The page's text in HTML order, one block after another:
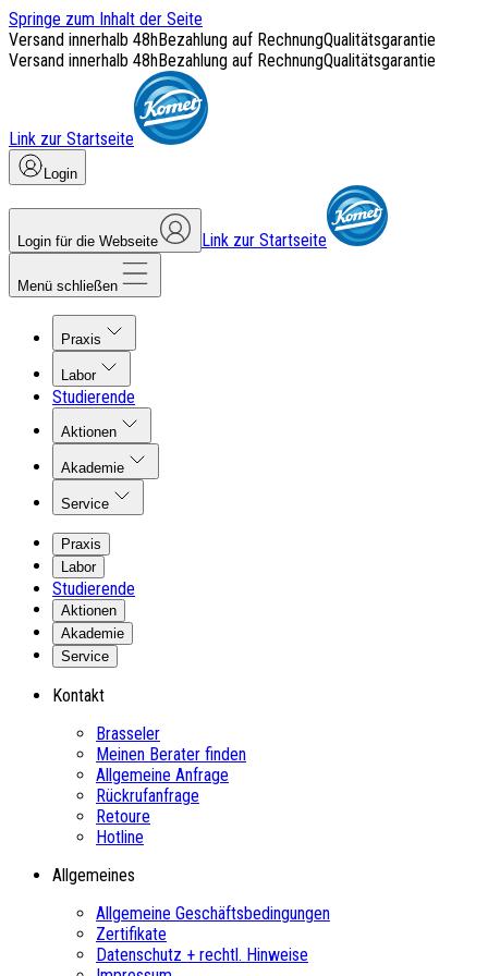
Springe zum Inhalt der Seite
Versand innerhalb 48hBezahlung auf RechnungQualitätsgarantie
Versand innerhalb 48hBezahlung auf RechnungQualitätsgarantie
Link zur Startseite
Login
Login für die Webseite Link zur Startseite
Menü schließen
Praxis
Labor
Studierende
Aktionen
Akademie
Service
Praxis
Labor
Studierende
Aktionen
Akademie
Service
Kontakt
Brasseler
Meinen Berater finden
Allgemeine Anfrage
Rückrufanfrage
Retoure
Hotline
Allgemeines
Allgemeine Geschäftsbedingungen
Zertifikate
Datenschutz + rechtl. Hinweise